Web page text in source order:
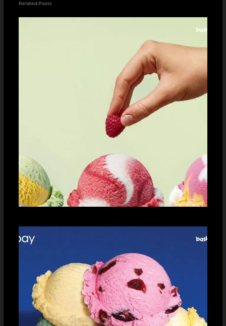
Related Posts